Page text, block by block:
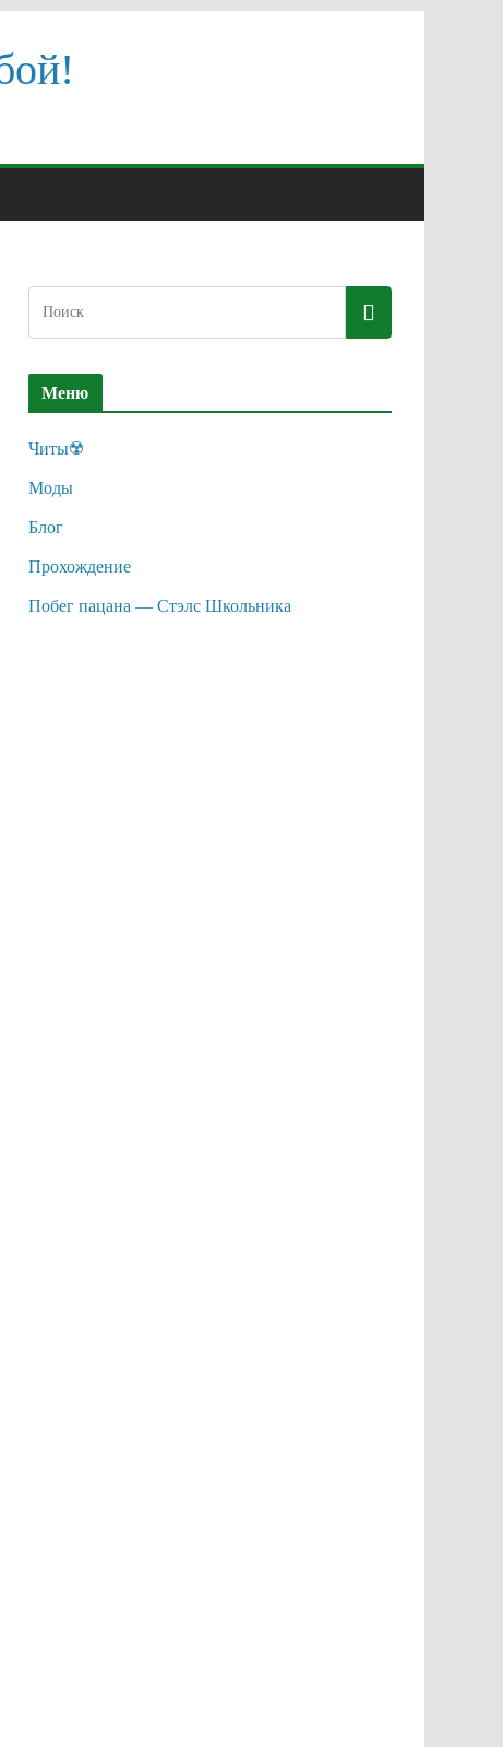
Меню
Читы☢️
Моды
Блог
Прохождение
Побег пацана — Стэлс Школьника